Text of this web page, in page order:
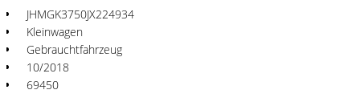
JHMGK3750JX224934
Kleinwagen
Gebrauchtfahrzeug
10/2018
69450